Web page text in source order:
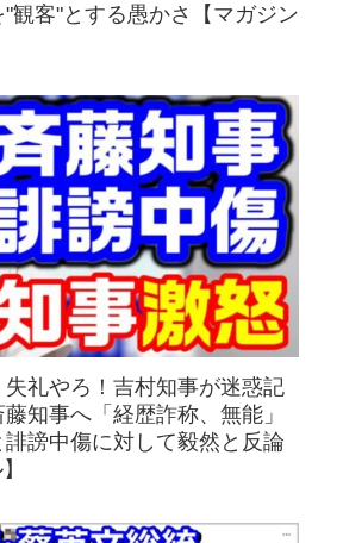
観客"とする愚かさ【マガジン
失礼やろ！吉村知事が迷惑記
知事へ「経歴詐称、無能」
謗中傷に対して毅然と反論